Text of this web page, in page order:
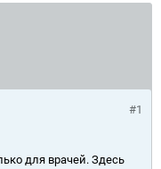
#1
для врачей. Здесь